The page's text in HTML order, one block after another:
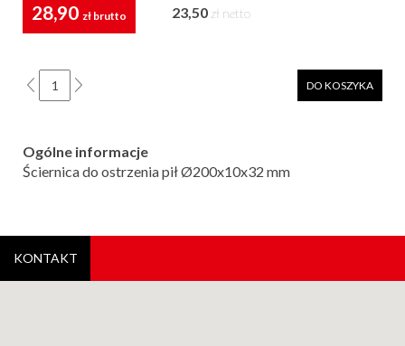
28,90 zł brutto 23,50 zł netto
DO KOSZYKA
Ogólne informacje
Ściernica do ostrzenia pił Ø200x10x32 mm
KONTAKT